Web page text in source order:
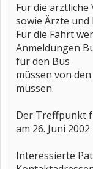
Für die
sowie Ärzte
Für die Fahrt
Anmeldungen
für den Bus
müssen von
müssen.
Der Treffpunkt
am 26. Juni
Interessierte